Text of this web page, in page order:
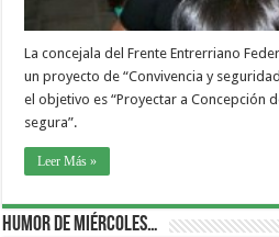
La concejala del Frente Entrerriano
un proyecto de “Convivencia y
el objetivo es “Proyectar a Concepción
segura”.
Leer Más »
Humor de Miércoles…